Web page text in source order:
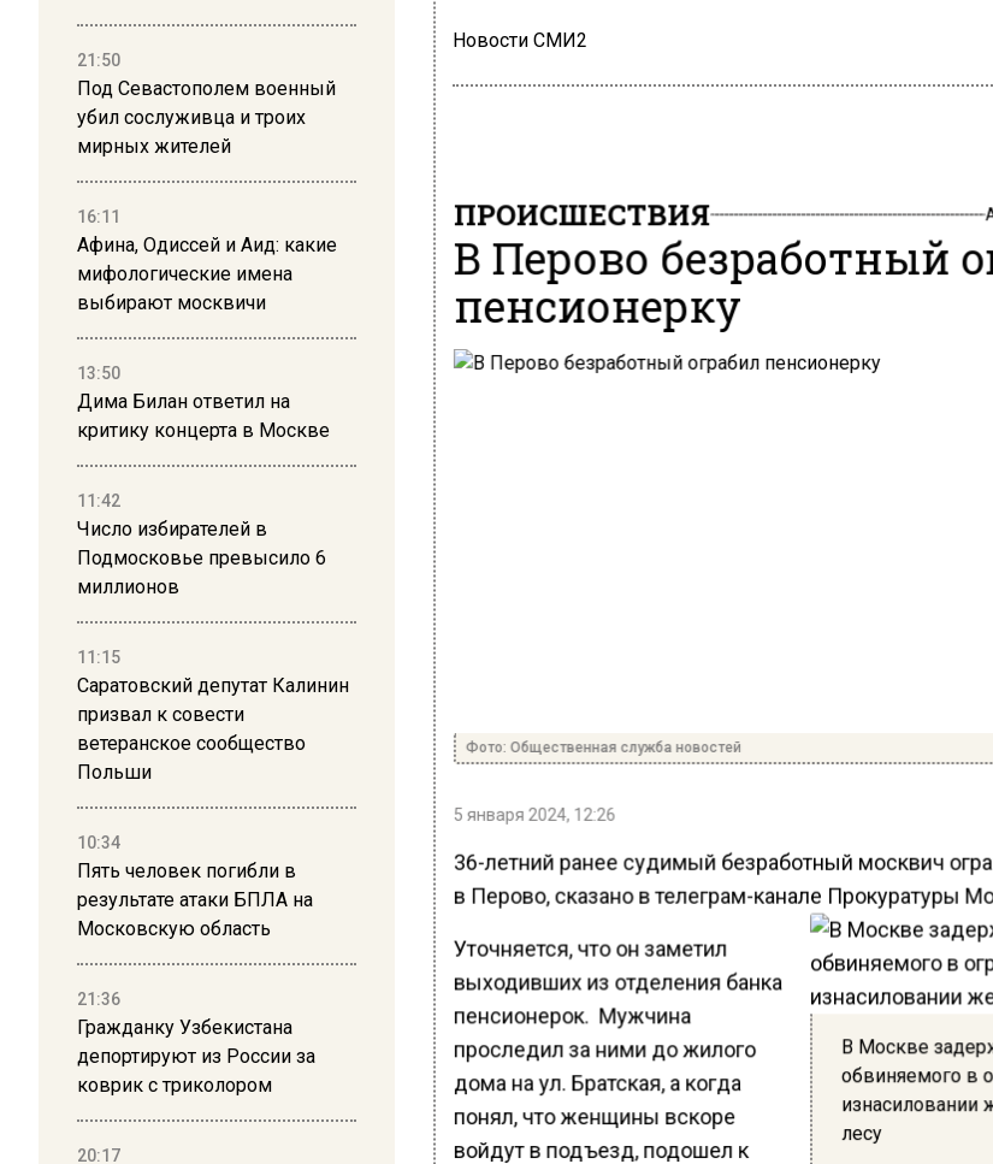
21:50
Под Севастополем военный
убил сослуживца и троих
мирных жителей
16:11
Афина, Одиссей и Аид: какие
мифологические имена
выбирают москвичи
13:50
Дима Билан ответил на
критику концерта в Москве
11:42
Число избирателей в
Подмосковье превысило 6
миллионов
11:15
Саратовский депутат Калинин
призвал к совести
ветеранское сообщество
Польши
10:34
Пять человек погибли в
результате атаки БПЛА на
Московскую область
21:36
Гражданку Узбекистана
депортируют из России за
коврик с триколором
20:17
Новости СМИ2
ПРОИСШЕСТВИЯ
В Перово безработный
пенсионерку
Фото: Общественная служба новостей
5 января 2024, 12:26
36-летний ранее судимый безработный москвич
в Перово, сказано в телеграм-канале Прокуратуры
В Москве
обвиняемого в
лесу
Уточняется, что он заметил
выходивших из отделения банка
пенсионерок. Мужчина
проследил за ними до жилого
дома на ул. Братская, а когда
понял, что женщины вскоре
войдут в подъезд, подошел к